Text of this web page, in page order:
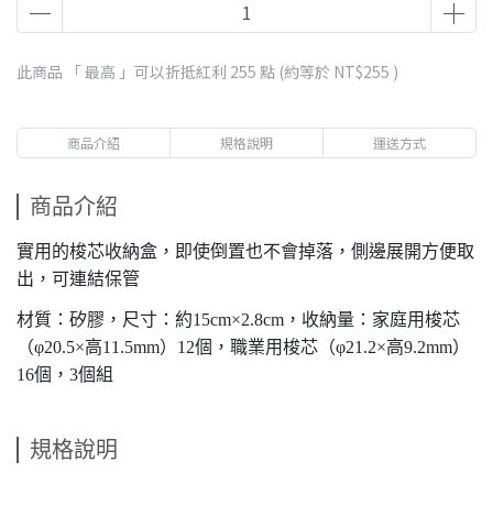
此商品 「 最高 」可以折抵紅利 255 點 (約等於 NT$255 )
商品介紹 規格說明 運送方式
商品介紹
實用的梭芯收納盒，即使倒置也不會掉落，側邊展開方便取
出，可連結保管
材質：矽膠，尺寸：約15cm×2.8cm，收納量：家庭用梭芯
（φ20.5×高11.5mm）12個，職業用梭芯（φ21.2×高9.2mm）
16個，3個組
規格說明